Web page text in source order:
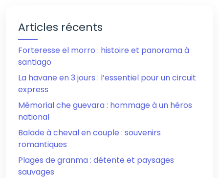
Articles récents
Forteresse el morro : histoire et panorama à
santiago
La havane en 3 jours : l’essentiel pour un circuit
express
Mémorial che guevara : hommage à un héros
national
Balade à cheval en couple : souvenirs
romantiques
Plages de granma : détente et paysages
sauvages